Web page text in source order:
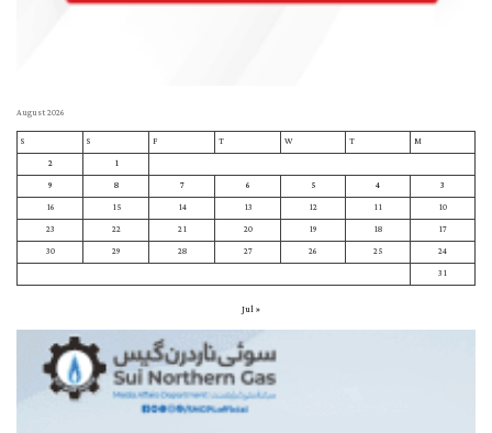
August 2026
M
T
W
T
F
S
S
1
2
3
4
5
6
7
8
9
10
11
12
13
14
15
16
17
18
19
20
21
22
23
24
25
26
27
28
29
30
31
« Jul